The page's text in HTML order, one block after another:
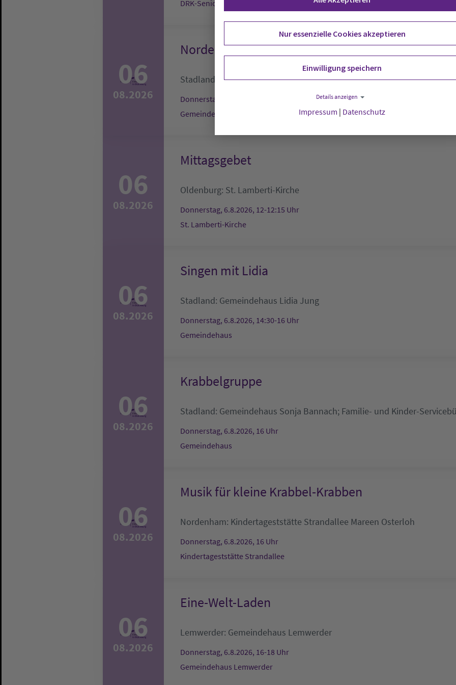
DRK-Seniorenheim Hude
06
08.2026
Nordenhamer Tafel
Stadland: GemeindehausAußenstelle Rodenkirchen
Donnerstag, 6.8.2026, 11:30-12:30 Uhr
Gemeindehaus
06
08.2026
Mittagsgebet
Oldenburg: St. Lamberti-Kirche
Donnerstag, 6.8.2026, 12-12:15 Uhr
St. Lamberti-Kirche
06
08.2026
Singen mit Lidia
Stadland: Gemeindehaus Lidia Jung
Donnerstag, 6.8.2026, 14:30-16 Uhr
Gemeindehaus
06
08.2026
Krabbelgruppe
Stadland: Gemeindehaus Sonja Bannach; Familie- und Kinder-
Donnerstag, 6.8.2026, 16 Uhr
Gemeindehaus
06
08.2026
Musik für kleine Krabbel-Krabben
Nordenham: Kindertageststätte Strandallee Mareen Osterloh
Donnerstag, 6.8.2026, 16 Uhr
Kindertageststätte Strandallee
06
08.2026
Eine-Welt-Laden
Lemwerder: Gemeindehaus Lemwerder
Donnerstag, 6.8.2026, 16-18 Uhr
Gemeindehaus Lemwerder
Nur essenzielle Cookies akzeptieren
Einwilligung speichern
Details anzeigen
Impressum | Datenschutz